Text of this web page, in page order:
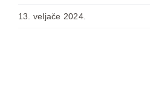
13. veljače 2024.